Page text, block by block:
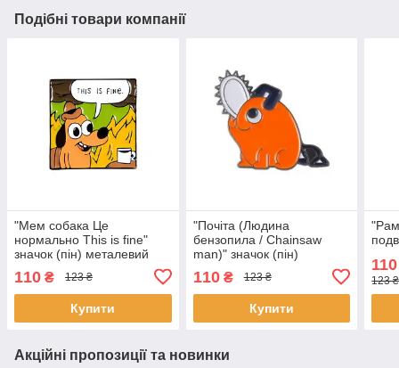
Подібні товари компанії
"Мем собака Це
нормально This is fine"
значок (пін) металевий
110 ₴ 123 ₴
Купити
"Почіта (Людина
бензопила / Chainsaw
man)" значок (пін)
110₴ 123 ₴
Купити
110
123
Акційні пропозиції та новинки